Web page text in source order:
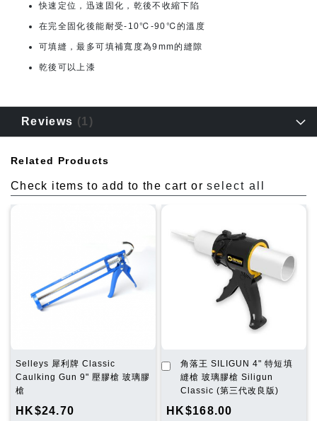
快速定位，迅速固化，乾後不收縮下陷
在完全固化後能耐受-10℃-90℃的溫度
可填縫，最多可填補寬度為9mm的縫隙
乾後可以上漆
Reviews 1
Related Products
Check items to add to the cart orselect all
Selleys 犀利牌 Classic
Caulking Gun 9" 壓膠槍 玻璃膠
槍
HK$24.70
角落王 SILIGUN 4" 特短填
縫槍 玻璃膠槍 Siligun
Classic (第三代改良版)
HK$168.00
加
入
購
車